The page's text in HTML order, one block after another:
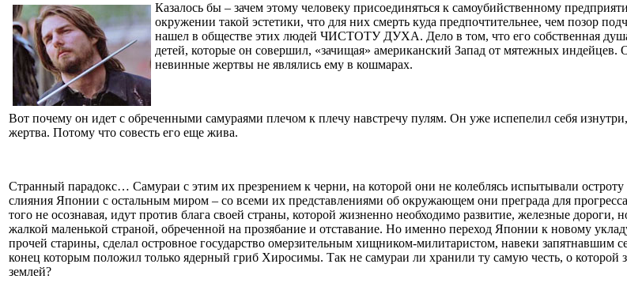
Казалось бы – зачем этому человеку присоединяться к самоубийственному
окружении такой эстетики, что для них смерть куда предпочтительнее, чем позор
нашел в обществе этих людей ЧИСТОТУ ДУХА. Дело в том, что его собственная
детей, которые он совершил, «зачищая» американский Запад от мятежных индейцев.
невинные жертвы не являлись ему в кошмарах.
Вот почему он идет с обреченными самураями плечом к плечу навстречу пулям. Он уже испепелил себя
жертва. Потому что совесть его еще жива.
Странный парадокс… Самураи с этим их презрением к черни, на которой они не колеблясь испытывали
слияния Японии с остальным миром – со всеми их представлениями об окружающем они преграда для
того не осознавая, идут против блага своей страны, которой жизненно необходимо развитие, железные дороги,
жалкой маленькой страной, обреченной на прозябание и отставание. Но именно переход Японии к новому
прочей старины, сделал островное государство омерзительным хищником-милитаристом, навеки запятнавшим
конец которым положил только ядерный гриб Хиросимы. Так не самураи ли хранили ту самую честь, о которой
землей?